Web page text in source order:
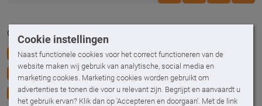
Cookie instellingen
Naast functionele cookies voor het correct functioneren van de
website maken wij gebruik van analytische, social media en
marketing cookies. Marketing cookies worden gebruikt om
advertenties te tonen die voor u relevant zijn. Begrijpt en aanvaardt u
het gebruik ervan? Klik dan op 'Accepteren en doorgaan'. Met de link
Geplaatst op 7 maart 2023
Buitenzonwering Raambekleding
Duurzaamheid & energiebesparing
(Automatische) besturing